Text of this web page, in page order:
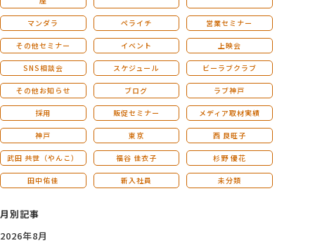
マンダラ ペライチ 営業セミナー
その他セミナー イベント 上映会
SNS相談会 スケジュール ビーラブクラブ
その他お知らせ ブログ ラブ神戸
採用 販促セミナー メディア取材実績
神戸 東京 西 良旺子
武田 共世（やんこ） 福谷 佳衣子 杉野 優花
田中佑佳 新入社員 未分類
月別記事
2026年8月